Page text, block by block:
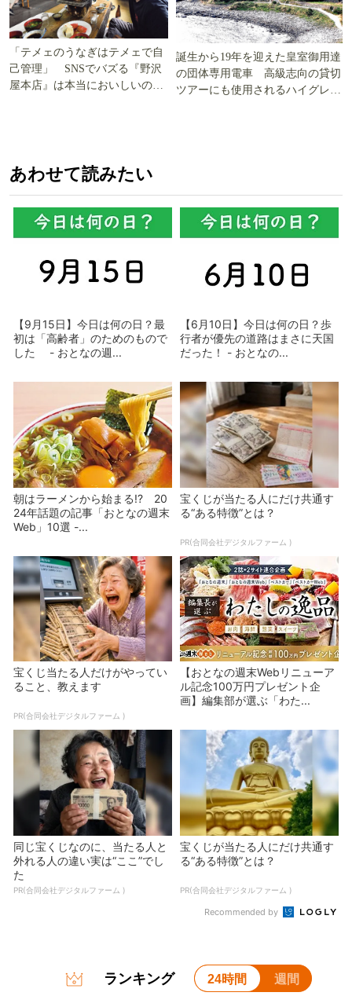
「テメェのうなぎはテメェで自
己管理」 SNSでバズる『野沢
屋本店』は本当においしいの
誕生から19年を迎えた皇室御用達
の団体専用電車 高級志向の貸切
ツアーにも使用されるハイグレー
あわせて読みたい
【9月15日】今日は何の日？最
初は「高齢者」のためのもので
した - おとなの週...
【6月10日】今日は何の日？歩
行者が優先の道路はまさに天国
だった！ - おとなの...
朝はラーメンから始まる!? 20
24年話題の記事「おとなの週末
Web」10選 -...
宝くじが当たる人にだけ共通す
る“ある特徴”とは？
PR(合同会社デジタルファーム )
宝くじ当たる人だけがやってい
ること、教えます
PR(合同会社デジタルファーム )
【おとなの週末Webリニューア
ル記念100万円プレゼント企
画】編集部が選ぶ「わた...
同じ宝くじなのに、当たる人と
外れる人の違い実は“ここ”でし
た
PR(合同会社デジタルファーム )
宝くじが当たる人にだけ共通す
る“ある特徴”とは？
PR(合同会社デジタルファーム )
Recommended by
ランキング 24時間 週間